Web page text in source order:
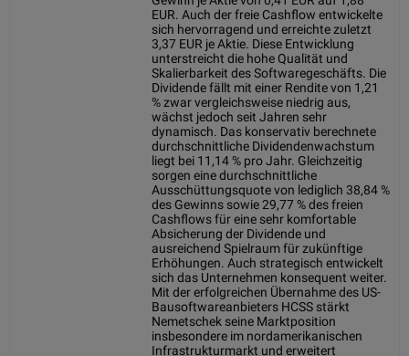
EUR. Auch der freie Cashflow entwickelte
sich hervorragend und erreichte zuletzt
3,37 EUR je Aktie. Diese Entwicklung
unterstreicht die hohe Qualität und
Skalierbarkeit des Softwaregeschäfts. Die
Dividende fällt mit einer Rendite von 1,21
% zwar vergleichsweise niedrig aus,
wächst jedoch seit Jahren sehr
dynamisch. Das konservativ berechnete
durchschnittliche Dividendenwachstum
liegt bei 11,14 % pro Jahr. Gleichzeitig
sorgen eine durchschnittliche
Ausschüttungsquote von lediglich 38,84 %
des Gewinns sowie 29,77 % des freien
Cashflows für eine sehr komfortable
Absicherung der Dividende und
ausreichend Spielraum für zukünftige
Erhöhungen. Auch strategisch entwickelt
sich das Unternehmen konsequent weiter.
Mit der erfolgreichen Übernahme des US-
Bausoftwareanbieters HCSS stärkt
Nemetschek seine Marktposition
insbesondere im nordamerikanischen
Infrastrukturmarkt und erweitert